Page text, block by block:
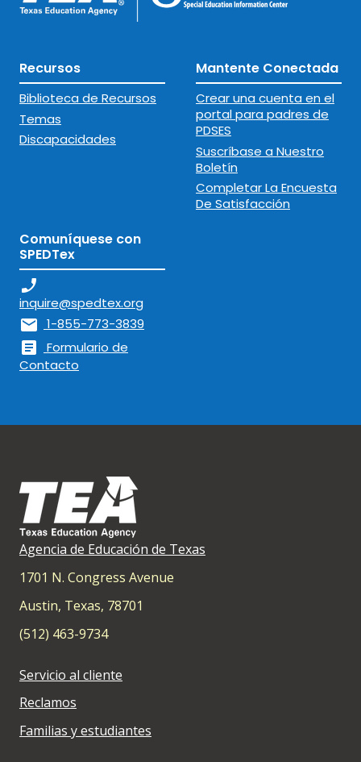
Recursos
Biblioteca de Recursos
Temas
Discapacidades
Mantente Conectada
Crear una cuenta en el
portal para padres de
PDSES
Suscríbase a Nuestro
Boletín
Completar La Encuesta
De Satisfacción
Comuníquese con
SPEDTex
phone_enabled
inquire@spedtex.org
mail 1-855-773-3839
article
Formulario de
Contacto
Agencia de Educación de Texas
1701 N. Congress Avenue
Austin, Texas, 78701
(512) 463-9734
Servicio al cliente
Reclamos
Familias y estudiantes